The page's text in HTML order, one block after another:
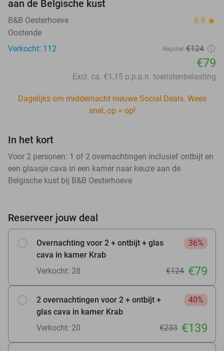
aan de Belgische kust
B&B Oesterhoeve 8.9 star
Oostende
Verkocht: 112
Regulier €124
€79
Excl. ca. €1,15 p.p.p.n. toeristenbelasting
Dagelijks om middernacht nieuwe Social Deals. Wees
snel, op = op!
In het kort
Voor 2 personen: 1 of 2 overnachtingen inclusief ontbijt en
een glaasje cava in een kamer naar keuze aan de
Belgische kust bij B&B Oesterhoeve
Reserveer jouw deal
Overnachting voor 2 + ontbijt + glas
cava in kamer Krab
36%
Verkocht: 28 €124 €79
2 overnachtingen voor 2 + ontbijt +
glas cava in kamer Krab
40%
Verkocht: 20 €233 €139